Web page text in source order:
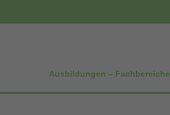
Ausbildungen – Fachbereiche